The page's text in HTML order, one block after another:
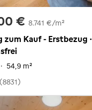
€ 8.741 €/m²
zum Kauf - Erstbezug ·
· 54,9 m²